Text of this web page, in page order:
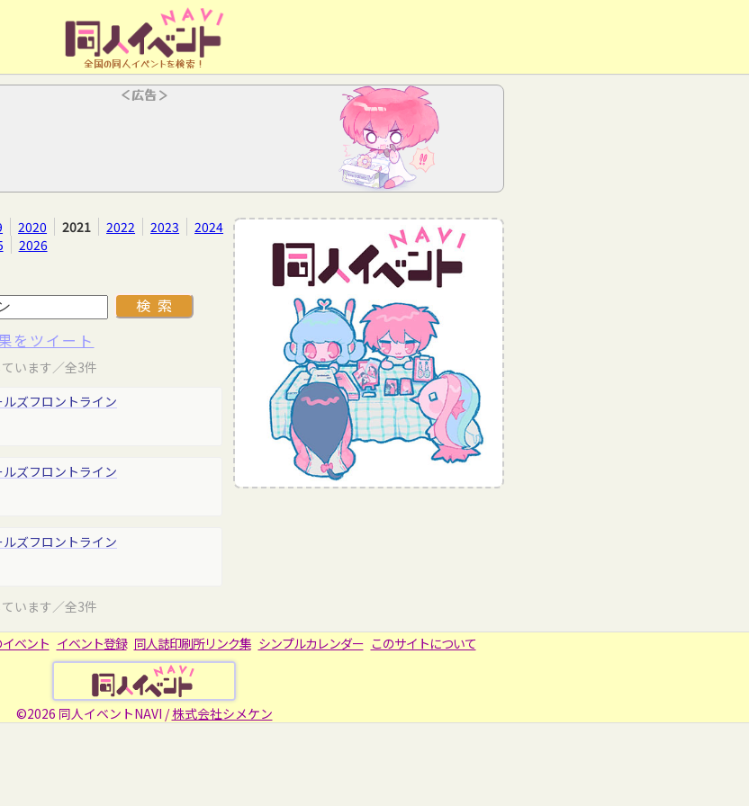
全国の同人イベントを検索！
＜広告＞
2020 2021 2022 2023
2024
2026
をツイート
います／全3件
ルズフロントライン
ルズフロントライン
ルズフロントライン
います／全3件
ベント イベント登録 同人誌印刷所リンク集 シンプルカレンダー このサイトについて
©2026 同人イベントNAVI /株式会社シメケン